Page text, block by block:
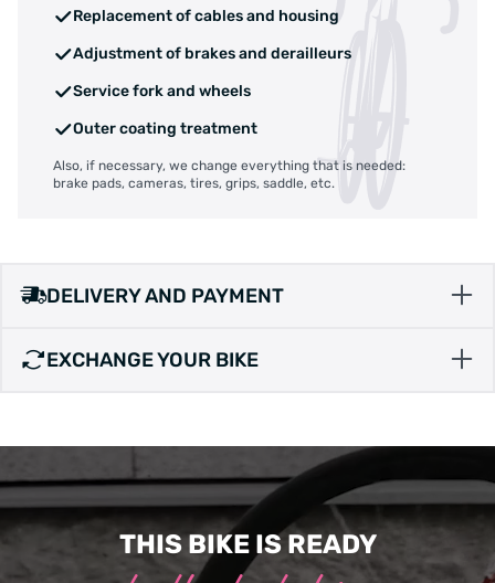
Replacement of cables and housing
Adjustment of brakes and derailleurs
Service fork and wheels
Outer coating treatment
Also, if necessary, we change everything that is needed:
brake pads, cameras, tires, grips, saddle, etc.
DELIVERY AND PAYMENT
EXCHANGE YOUR BIKE
THIS BIKE IS READY